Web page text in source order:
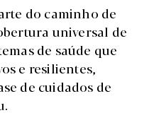
do caminho de
universal de
de saúde que
e resilientes,
de cuidados de